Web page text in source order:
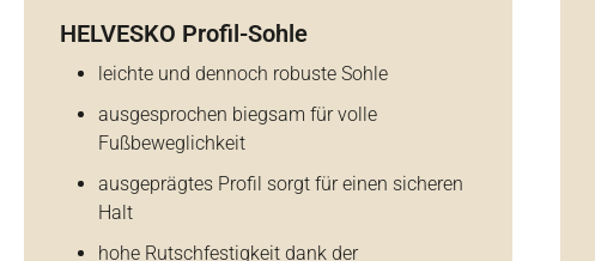
HELVESKO Profil-Sohle
leichte und dennoch robuste Sohle
ausgesprochen biegsam für volle
Fußbeweglichkeit
ausgeprägtes Profil sorgt für einen sicheren
Halt
hohe Rutschfestigkeit dank der